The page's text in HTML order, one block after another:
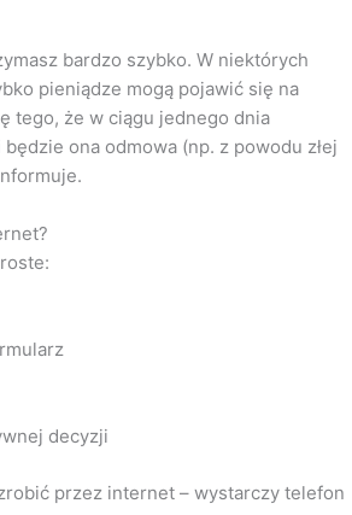
bardzo szybko. W niektórych
pieniądze mogą pojawić się na
tego, że w ciągu jednego dnia
ona odmowa (np. z powodu złej
decyzji
przez internet – wystarczy telefon